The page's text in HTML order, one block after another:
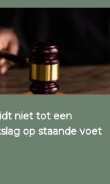
niet tot een
op staande voet